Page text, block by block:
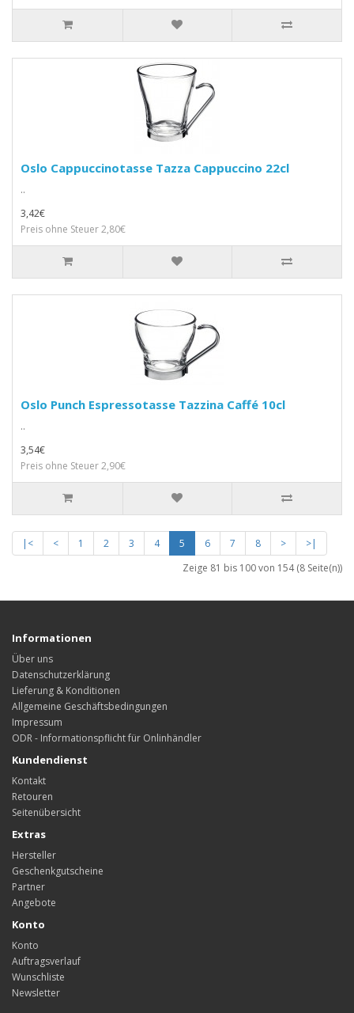
Oslo Cappuccinotasse Tazza Cappuccino 22cl
..
3,42€
Preis ohne Steuer 2,80€
Oslo Punch Espressotasse Tazzina Caffé 10cl
..
3,54€
Preis ohne Steuer 2,90€
|< < 1 2 3 4 5 6 7 8 >
>|
Zeige 81 bis 100 von 154 (8 Seite(n))
Informationen
Über uns
Datenschutzerklärung
Lieferung & Konditionen
Allgemeine Geschäftsbedingungen
Impressum
ODR - Informationspflicht für Onlinhändler
Kundendienst
Kontakt
Retouren
Seitenübersicht
Extras
Hersteller
Geschenkgutscheine
Partner
Angebote
Konto
Konto
Auftragsverlauf
Wunschliste
Newsletter